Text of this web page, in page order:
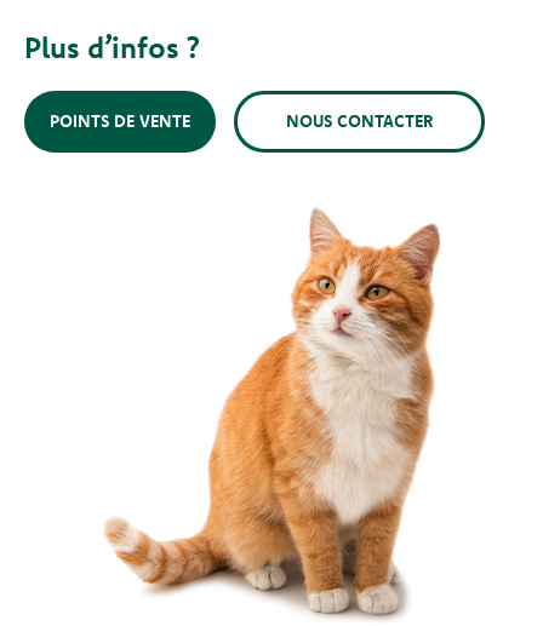
Plus d’infos ?
POINTS DE VENTE NOUS CONTACTER